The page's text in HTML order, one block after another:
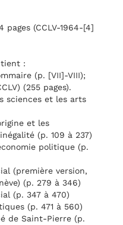
(CCLV-1964-[4]
:
(p. [VII]-VIII);
(255 pages).
sciences et les arts
et les
(p. 109 à 237)
politique (p.
(première version,
(p. 279 à 346)
(p. 347 à 470)
(p. 471 à 560)
de Saint-Pierre (p.